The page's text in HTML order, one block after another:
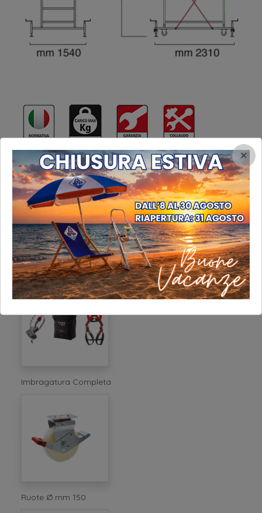
Scarica il manuale
ACCESSORI / PARTICOLARI
Imbragatura Completa
Ruote Ø mm 150
×